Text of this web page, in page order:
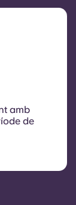
amb
de